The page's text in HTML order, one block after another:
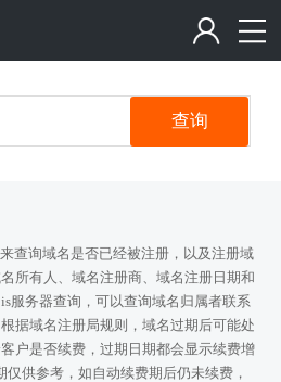
查询
查询域名是否已经被注册，以及注册域
所有人、域名注册商、域名注册日期和
服务器查询，可以查询域名归属者联系
据域名注册局规则，域名过期后可能处
户是否续费，过期日期都会显示续费增
供参考，如自动续费期后仍未续费，